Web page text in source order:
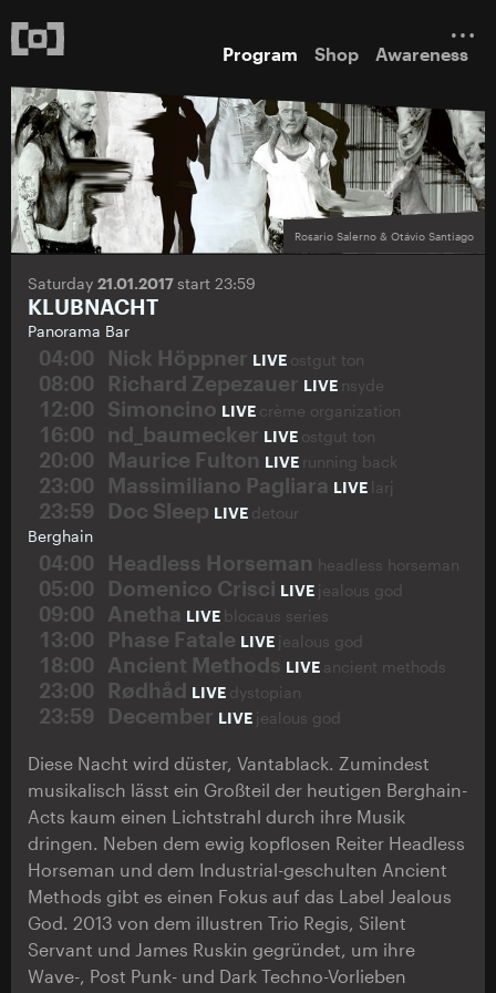
Program Shop Awareness
Rosario Salerno & Otávio Santiago
Saturday 21.01.2017start 23:59
KLUBNACHT
Panorama Bar
04:00 Nick Höppner LIVE ostgut ton
08:00 Richard Zepezauer LIVE nsyde
12:00 Simoncino LIVE crème organization
16:00 nd_baumecker LIVE ostgut ton
20:00 Maurice Fulton LIVE running back
23:00 Massimiliano Pagliara LIVE larj
23:59 Doc Sleep LIVE detour
Berghain
04:00 Headless Horseman headless horseman
05:00 Domenico Crisci LIVE jealous god
09:00 Anetha LIVE blocaus series
13:00 Phase Fatale LIVE jealous god
18:00 Ancient Methods LIVE ancient methods
23:00 Rødhåd LIVE dystopian
23:59 December LIVE jealous god
Diese Nacht wird düster, Vantablack. Zumindest
musikalisch lässt ein Großteil der heutigen Berghain-
Acts kaum einen Lichtstrahl durch ihre Musik
dringen. Neben dem ewig kopflosen Reiter Headless
Horseman und dem Industrial-geschulten Ancient
Methods gibt es einen Fokus auf das Label Jealous
God. 2013 von dem illustren Trio Regis, Silent
Servant und James Ruskin gegründet, um ihre
Wave-, Post Punk- und Dark Techno-Vorlieben